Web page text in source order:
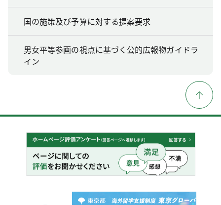
国の施策及び予算に対する提案要求
男女平等参画の視点に基づく公的広報物ガイドラ
イン